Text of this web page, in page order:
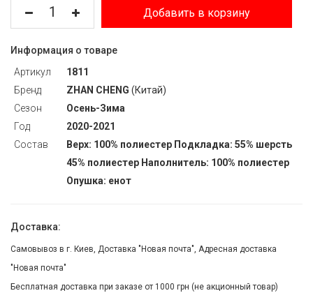
Добавить в корзину
Информация о товаре
Артикул
1811
Бренд
ZHAN CHENG (Китай)
Сезон
Осень-Зима
Год
2020-2021
Состав
Верх: 100% полиестер Подкладка: 55% шерсть
45% полиестер Наполнитель: 100% полиестер
Опушка: енот
Доставка:
Самовывоз в г. Киев, Доставка "Новая почта", Адресная доставка
"Новая почта"
Бесплатная доставка при заказе от 1000 грн (не акционный товар)